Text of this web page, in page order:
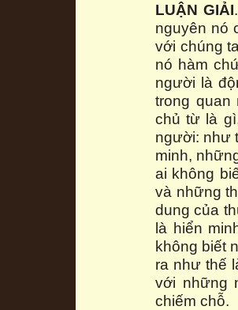
LUẬN GIẢI
nguyên nó
với chúng
nó hàm
người là
trong
chủ từ là
người: như
minh,
ai không
và những
dung của
là hiển
không biết
ra như thế
với những
chiếm chỗ.